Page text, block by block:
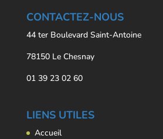
CONTACTEZ-NOUS
44 ter Boulevard Saint-Antoine
78150 Le Chesnay
01 39 23 02 60
LIENS UTILES
Accueil